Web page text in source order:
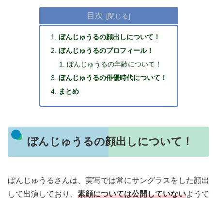
目次
ぼんじゅうるの顔出しについて！
ぼんじゅうるのプロフィール！
ぼんじゅうるの年齢について！
ぼんじゅうるの俳優時代について！
まとめ
ぼんじゅうるの顔出しについて！
ぼんじゅうるさんは、実写では常にサングラスをした顔出
しで出演しており、 素顔については公開していないようで